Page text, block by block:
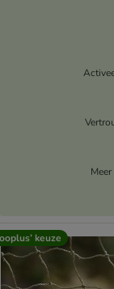
keuze